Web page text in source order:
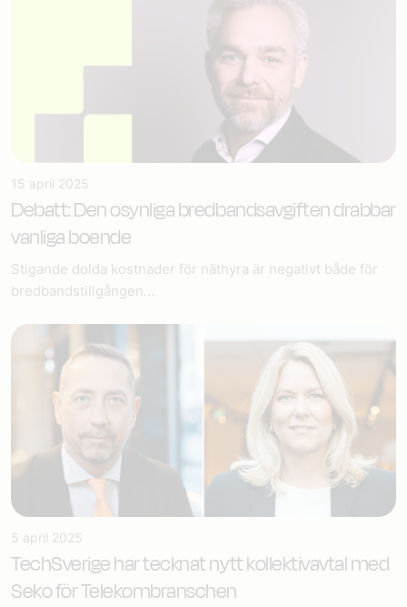
15 april 2025
Debatt: Den osynliga bredbandsavgiften drabbar
vanliga boende
Stigande dolda kostnader för näthyra är negativt både för
bredbandstillgången...
5 april 2025
TechSverige har tecknat nytt kollektivavtal med
Seko för Telekombranschen